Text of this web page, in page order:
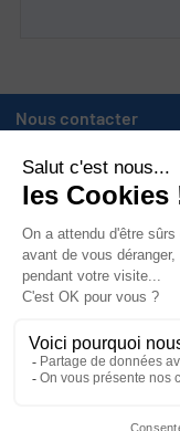
Nous contacter
Catégories
Mon compte
Informations